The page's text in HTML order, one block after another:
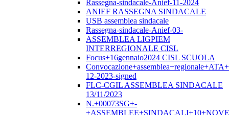
Rassegna-sindacale-Anief-11-2024
ANIEF RASSEGNA SINDACALE
USB assemblea sindacale
Rassegna-sindacale-Anief-03-
ASSEMBLEA LIGPIEM
INTERREGIONALE CISL
Focus+16gennaio2024 CISL SCUOLA
12-2023-signed
FLC-CGIL ASSEMBLEA SINDACALE
13/11/2023
N.+00073SG+-